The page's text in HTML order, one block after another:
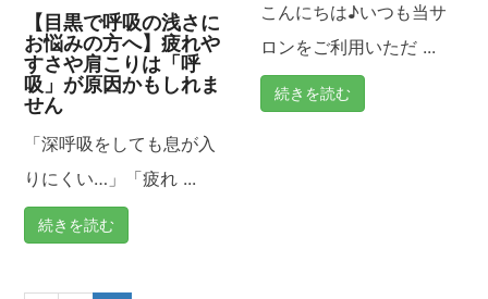
【目黒で呼吸の浅さに
お悩みの方へ】疲れや
すさや肩こりは「呼
吸」が原因かもしれま
せん
「深呼吸をしても息が入
りにくい…」「疲れ ...
続きを読む
こんにちは♪いつも当サ
ロンをご利用いただ ...
続きを読む